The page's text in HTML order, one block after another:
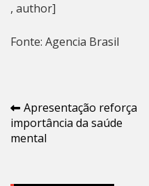
, author]
Fonte: Agencia Brasil
Navegação
de
Apresentação reforça
importância da saúde
mental